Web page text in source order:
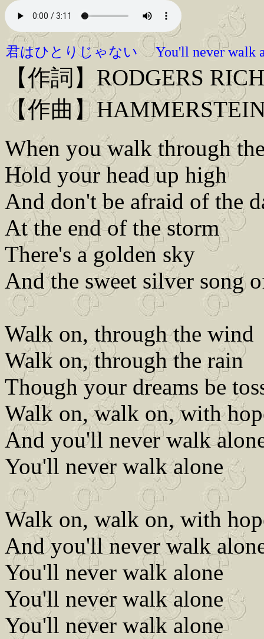
君はひとりじゃない You'll never walk
【作詞】RODGERS
【作曲】
When you walk through
Hold your head up high
And don't be afraid of the
At the end of the storm
There's a golden sky
And the sweet silver song
Walk on, through the wind
Walk on, through the rain
Though your dreams be
Walk on, walk on, with
And you'll never walk
You'll never walk alone
Walk on, walk on, with
And you'll never walk
You'll never walk alone
You'll never walk alone
You'll never walk alone